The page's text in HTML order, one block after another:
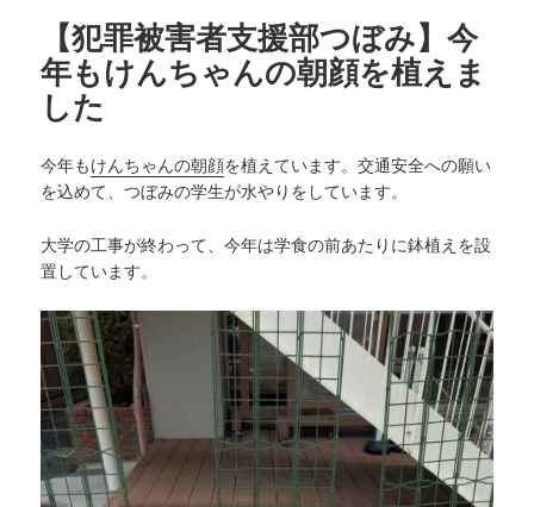
【犯罪被害者支援部つぼみ】今
年もけんちゃんの朝顔を植えま
した
今年もけんちゃんの朝顔を植えています。交通安全への願い
を込めて、つぼみの学生が水やりをしています。
大学の工事が終わって、今年は学食の前あたりに鉢植えを設
置しています。